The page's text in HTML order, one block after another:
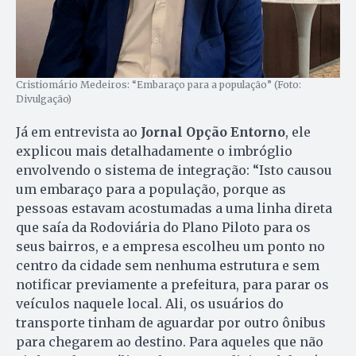
Cristiomário Medeiros: “Embaraço para a população” (Foto:
Divulgação)
Já em entrevista ao Jornal Opção Entorno, ele
explicou mais detalhadamente o imbróglio
envolvendo o sistema de integração: “Isto causou
um embaraço para a população, porque as
pessoas estavam acostumadas a uma linha direta
que saía da Rodoviária do Plano Piloto para os
seus bairros, e a empresa escolheu um ponto no
centro da cidade sem nenhuma estrutura e sem
notificar previamente a prefeitura, para parar os
veículos naquele local. Ali, os usuários do
transporte tinham de aguardar por outro ônibus
para chegarem ao destino. Para aqueles que não